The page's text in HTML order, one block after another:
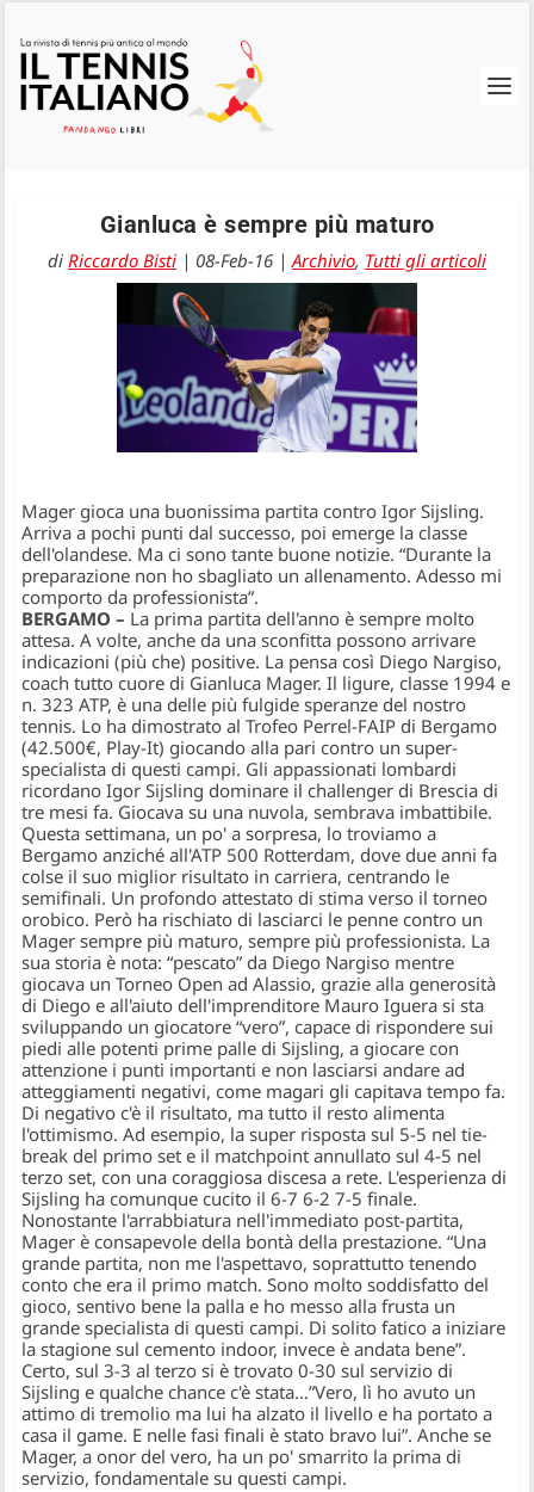
Gianluca è sempre più maturo
di Riccardo Bisti | 08-Feb-16 |Archivio, Tutti gli articoli
Mager gioca una buonissima partita contro Igor Sijsling.
Arriva a pochi punti dal successo, poi emerge la classe
dell'olandese. Ma ci sono tante buone notizie. “Durante la
preparazione non ho sbagliato un allenamento. Adesso mi
comporto da professionista”.
BERGAMO – La prima partita dell'anno è sempre molto
attesa. A volte, anche da una sconfitta possono arrivare
indicazioni (più che) positive. La pensa così Diego Nargiso,
coach tutto cuore di Gianluca Mager. Il ligure, classe 1994 e
n. 323 ATP, è una delle più fulgide speranze del nostro
tennis. Lo ha dimostrato alTrofeo Perrel-FAIP di Bergamo
(42.500€, Play-It) giocando alla pari contro un super-
specialista di questi campi. Gli appassionati lombardi
ricordano Igor Sijsling dominare il challenger di Brescia di
tre mesi fa. Giocava su una nuvola, sembrava imbattibile.
Questa settimana, un po' a sorpresa, lo troviamo a
Bergamo anziché all'ATP 500 Rotterdam, dove due anni fa
colse il suo miglior risultato in carriera, centrando le
semifinali. Un profondo attestato di stima verso il torneo
orobico. Però ha rischiato di lasciarci le penne contro un
Mager sempre più maturo, sempre più professionista. La
sua storia è nota: “pescato” da Diego Nargiso mentre
giocava un Torneo Open ad Alassio, grazie alla generosità
di Diego e all'aiuto dell'imprenditore Mauro Iguerasi sta
sviluppando un giocatore “vero”, capace di rispondere sui
piedi alle potenti prime palle di Sijsling, a giocare con
attenzione i punti importanti e non lasciarsi andare ad
atteggiamenti negativi, come magari gli capitava tempo fa.
Di negativo c'è il risultato, ma tutto il resto alimenta
l'ottimismo. Ad esempio, la super risposta sul 5-5 nel tie-
break del primo set e il matchpoint annullato sul 4-5 nel
terzo set, con una coraggiosa discesa a rete. L'esperienza di
Sijsling ha comunque cucito il 6-7 6-2 7-5 finale.
Nonostante l'arrabbiatura nell'immediato post-partita,
Mager è consapevole della bontà della prestazione.“Una
grande partita, non me l'aspettavo, soprattutto tenendo
conto che era il primo match. Sono molto soddisfatto del
gioco, sentivo bene la palla e ho messo alla frusta un
grande specialista di questi campi. Di solito fatico a iniziare
la stagione sul cemento indoor, invece è andata bene”.
Certo, sul 3-3 al terzo si è trovato 0-30 sul servizio di
Sijsling e qualche chance c'è stata…”Vero, lì ho avuto un
attimo di tremolio ma lui ha alzato il livello e ha portato a
casa il game. E nelle fasi finali è stato bravo lui”. Anche se
Mager, a onor del vero, ha un po' smarrito la prima di
servizio, fondamentale su questi campi.